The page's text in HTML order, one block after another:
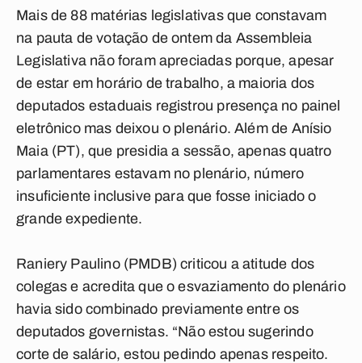
Mais de 88 matérias legislativas que constavam
na pauta de votação de ontem da Assembleia
Legislativa não foram apreciadas porque, apesar
de estar em horário de trabalho, a maioria dos
deputados estaduais registrou presença no painel
eletrônico mas deixou o plenário. Além de Anísio
Maia (PT), que presidia a sessão, apenas quatro
parlamentares estavam no plenário, número
insuficiente inclusive para que fosse iniciado o
grande expediente.
Raniery Paulino (PMDB) criticou a atitude dos
colegas e acredita que o esvaziamento do plenário
havia sido combinado previamente entre os
deputados governistas. “Não estou sugerindo
corte de salário, estou pedindo apenas respeito.